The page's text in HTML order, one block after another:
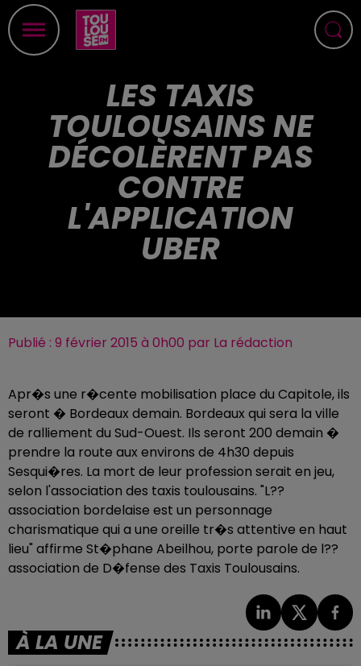
LES TAXIS
TOULOUSAINS NE
DÉCOLÈRENT PAS
CONTRE
L'APPLICATION
UBER
Publié : 9 février 2015 à 0h00 par La rédaction
Apr�s une r�cente mobilisation place du Capitole, ils
seront � Bordeaux demain. Bordeaux qui sera la ville
de ralliement du Sud-Ouest. Ils seront 200 demain �
prendre la route aux environs de 4h30 depuis
Sesqui�res. La mort de leur profession serait en jeu,
selon l'association des taxis toulousains. "L??
association bordelaise est un personnage
charismatique qui a une oreille tr�s attentive en haut
lieu" affirme St�phane Abeilhou, porte parole de l??
association de D�fense des Taxis Toulousains.
À LA UNE